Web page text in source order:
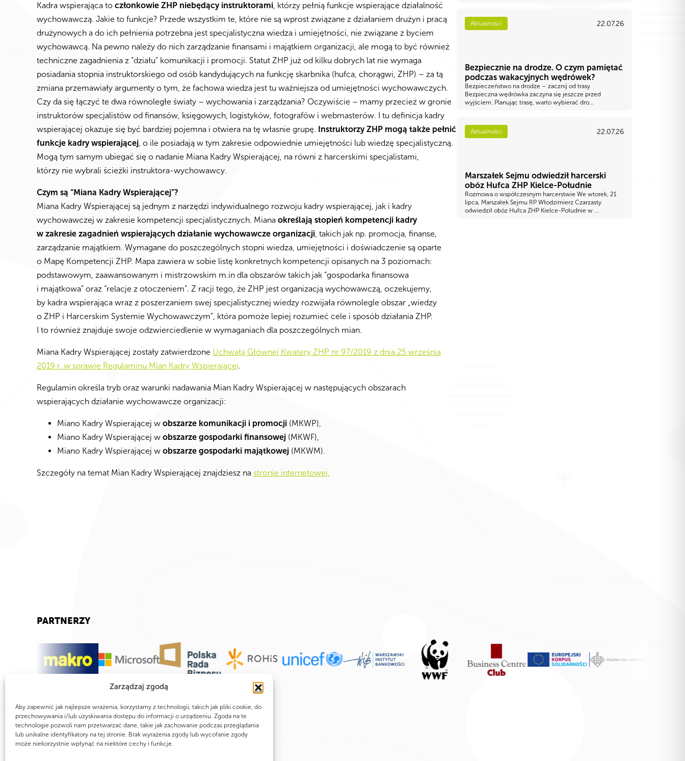
Zarządzaj zgodą
Aby zapewnić jak najlepsze wrażenia, korzystamy z technologii, takich jak pliki cookie, do
przechowywania i/lub uzyskiwania dostępu do informacji o urządzeniu. Zgoda na te
technologie pozwoli nam przetwarzać dane, takie jak zachowanie podczas przeglądania
lub unikalne identyfikatory na tej stronie. Brak wyrażenia zgody lub wycofanie zgody
może niekorzystnie wpłynąć na niektóre cechy i funkcje.
Kadra wspierająca to członkowie ZHP niebędący instruktorami, którzy pełnią funkcje wspierające działalność
wychowawczą. Jakie to funkcje? Przede wszystkim te, które nie są wprost związane z działaniem drużyn i pracą
drużynowych a do ich pełnienia potrzebna jest specjalistyczna wiedza i umiejętności, nie związane z byciem
wychowawcą. Na pewno należy do nich zarządzanie finansami i majątkiem organizacji, ale mogą to być również
techniczne zagadnienia z “działu” komunikacji i promocji. Statut ZHP już od kilku dobrych lat nie wymaga
posiadania stopnia instruktorskiego od osób kandydujących na funkcję skarbnika (hufca, chorągwi, ZHP) – za tą
zmiana przemawiały argumenty o tym, że fachowa wiedza jest tu ważniejsza od umiejętności wychowawczych.
Czy da się łączyć te dwa równoległe światy – wychowania i zarządzania? Oczywiście – mamy przecież w gronie
instruktorów specjalistów od finansów, księgowych, logistyków, fotografów i webmasterów. I tu definicja kadry
wspierającej okazuje się być bardziej pojemna i otwiera na tę własnie grupę. Instruktorzy ZHP mogą także pełnić
funkcje kadry wspierającej, o ile posiadają w tym zakresie odpowiednie umiejętności lub wiedzę specjalistyczną.
Mogą tym samym ubiegać się o nadanie Miana Kadry Wspierającej, na równi z harcerskimi specjalistami,
którzy nie wybrali ścieżki instruktora-wychowawcy.
Czym są “Miana Kadry Wspierającej”?
Miana Kadry Wspierającej są jednym z narzędzi indywidualnego rozwoju kadry wspierającej, jak i kadry
wychowawczej w zakresie kompetencji specjalistycznych. Miana określają stopień kompetencji kadry
w zakresie zagadnień wspierających działanie wychowawcze organizacji, takich jak np. promocja, finanse,
zarządzanie majątkiem. Wymagane do poszczególnych stopni wiedza, umiejętności i doświadczenie są oparte
o Mapę Kompetencji ZHP. Mapa zawiera w sobie listę konkretnych kompetencji opisanych na 3 poziomach:
podstawowym, zaawansowanym i mistrzowskim m.in dla obszarów takich jak “gospodarka finansowa
i majątkowa” oraz “relacje z otoczeniem”. Z racji tego, że ZHP jest organizacją wychowawczą, oczekujemy,
by kadra wspierająca wraz z poszerzaniem swej specjalistycznej wiedzy rozwijała równolegle obszar „wiedzy
o ZHP i Harcerskim Systemie Wychowawczym”, która pomoże lepiej rozumieć cele i sposób działania ZHP.
I to również znajduje swoje odzwierciedlenie w wymaganiach dla poszczególnych mian.
Miana Kadry Wspierającej zostały zatwierdzone Uchwałą Głównej Kwatery ZHP nr 97/2019 z dnia 25 września
2019 r. w sprawie Regulaminu Mian Kadry Wspierającej.
Regulamin określa tryb oraz warunki nadawania Mian Kadry Wspierającej w następujących obszarach
wspierających działanie wychowawcze organizacji:
Miano Kadry Wspierającej w obszarze komunikacji i promocji (MKWP),
Miano Kadry Wspierającej w obszarze gospodarki finansowej (MKWF),
Miano Kadry Wspierającej w obszarze gospodarki majątkowej (MKWM).
Szczegóły na temat Mian Kadry Wspierającej znajdziesz na stronie internetowej.
Aktualności 22.07.26
Bezpiecznie na drodze. O czym pamiętać
podczas wakacyjnych wędrówek?
Bezpieczeństwo na drodze – zacznij od trasy
Bezpieczna wędrówka zaczyna się jeszcze przed
wyjściem. Planując trasę, warto wybierać dro...
Aktualności 22.07.26
Marszałek Sejmu odwiedził harcerski
obóz Hufca ZHP Kielce-Południe
Rozmowa o współczesnym harcerstwie We wtorek, 21
lipca, Marszałek Sejmu RP Włodzimierz Czarzasty
odwiedził obóz Hufca ZHP Kielce-Południe w ...
PARTNERZY